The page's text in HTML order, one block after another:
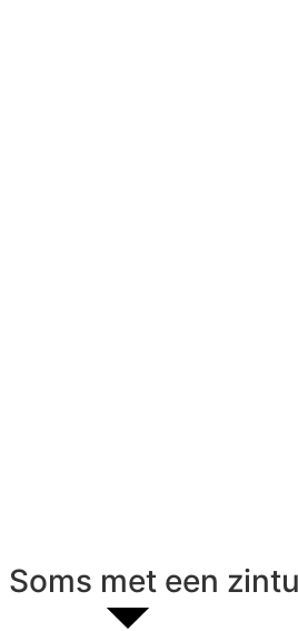
met een